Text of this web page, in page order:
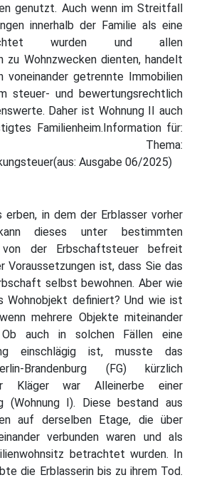
genutzt. Auch wenn im Streitfall
innerhalb der Familie als eine
wurden und allen
zu Wohnzwecken dienten, handelt
voneinander getrennte Immobilien
steuer- und bewertungsrechtlich
Daher ist Wohnung II auch
Familienheim.Information für:
Thema:
Ausgabe 06/2025)
erben, in dem der Erblasser vorher
dieses unter bestimmten
von der Erbschaftsteuer befreit
Voraussetzungen ist, dass Sie das
selbst bewohnen. Aber wie
Wohnobjekt definiert? Und wie ist
mehrere Objekte miteinander
Ob auch in solchen Fällen eine
einschlägig ist, musste das
Brandenburg (FG) kürzlich
Kläger war Alleinerbe einer
(Wohnung I). Diese bestand aus
auf derselben Etage, die über
verbunden waren und als
betrachtet wurden. In
die Erblasserin bis zu ihrem Tod.